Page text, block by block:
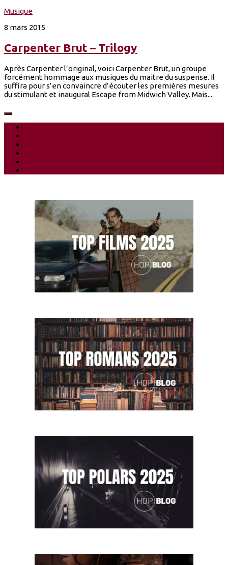
Musique
8 mars 2015
Carpenter Brut – Trilogy
Après Carpenter l’original, voici Carpenter Brut, un groupe
forcément hommage aux musiques du maitre du suspense. Il
suffira pour s’en convaincre d’écouter les premières mesures
du stimulant et inaugural Escape from Midwich Valley. Mais...